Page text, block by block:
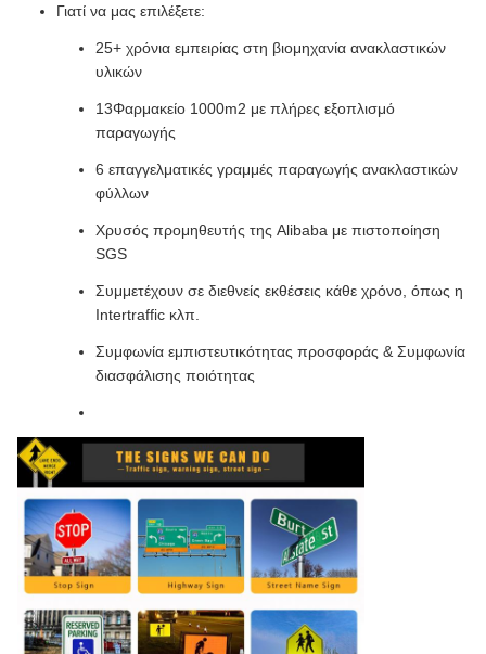
Γιατί να μας επιλέξετε:
25+ χρόνια εμπειρίας στη βιομηχανία ανακλαστικών
υλικών
13Φαρμακείο 1000m2 με πλήρες εξοπλισμό
παραγωγής
6 επαγγελματικές γραμμές παραγωγής ανακλαστικών
φύλλων
Χρυσός προμηθευτής της Alibaba με πιστοποίηση
SGS
Συμμετέχουν σε διεθνείς εκθέσεις κάθε χρόνο, όπως η
Intertraffic κλπ.
Συμφωνία εμπιστευτικότητας προσφοράς & Συμφωνία
διασφάλισης ποιότητας